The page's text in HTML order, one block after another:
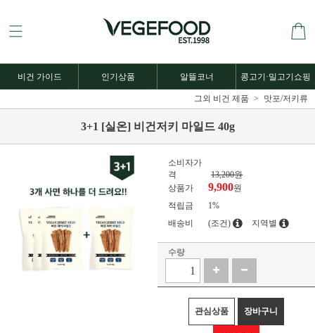
비건 가이드 인기상품 알뜰코너 콩고기·밀고기쇼핑
그외 비건 제품 맛포/저키류
3+1 [실온] 비건저키 마일드 40g
소비자가
격
13,200원
상품가
9,900원
적립금
1%
배송비
(조건) 지역별
수량
관심상품 장바구니